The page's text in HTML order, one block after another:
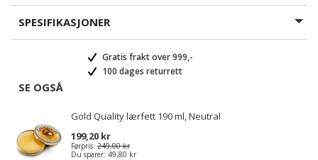
SPESIFIKASJONER
Gratis frakt over 999,-
100 dages returrett
SE OGSÅ
Gold Quality lærfett 190 ml, Neutral
199,20 kr
Førpris: 249,00 kr
Du sparer: 49,80 kr